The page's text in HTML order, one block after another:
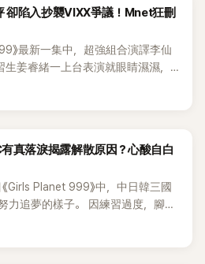
999》，以第三名被選為出道
成員。
員坂本舞白知道符雅凝要來
是不歡迎她。在直播中符雅凝則是說
，我有點猶豫要不要去《Maria》，
這話一出，粉絲紛紛重看那片段，
情到笑的影片倒播，看起來就是從
來Mnet真的剪掉很多畫面，加上當
通過翻譯傳達，誰都不知道Mnet會
下和有真很親近，經常去她房間打
崩掉「你們可能看到的我是心態沒
真的非常非常難受…」
卻陷入抄襲VIXX爭議！Mnet狂刪
》最新一集中，超強組合演譯李仙
生姜睿緒一上台表演就眼睛濕濕，
崔有真、姜睿緒、中國練習生蘇芮
爭議，網友指出這次的舞台直接抄
，引起爭議。先來看看比較影片 網
樣，還有服飾、道具都差不多，舞
表示Mnet正在刪除有關抄襲的留
在中國時，曾經用VIXX N改編的
真落淚揭露解散原因？心酸自白
Girls Planet 999》中，中日韓三國
力追夢的樣子。 因練習過度，腳上
大前輩泫雅名曲《Bubble Pop》